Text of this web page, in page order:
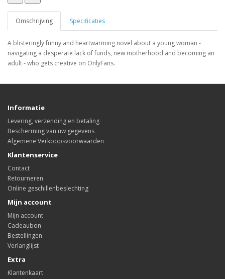
Omschrijving Specificaties
A blisteringly funny and heartwarming novel about a young woman -
navigating a desperate lack of funds, new motherhood and becoming an
adult - who gets creative on OnlyFans.
Informatie
Levering, verzending en betaling
Bescherming van uw gegevens
Algemene Verkoopsvoorwaarden
Klantenservice
Contact
Retourneren
Online geschillenbeslechting
Mijn account
Mijn account
Cadeaubon
Bestellingen
Verlanglijst
Extra
Klantenkaart